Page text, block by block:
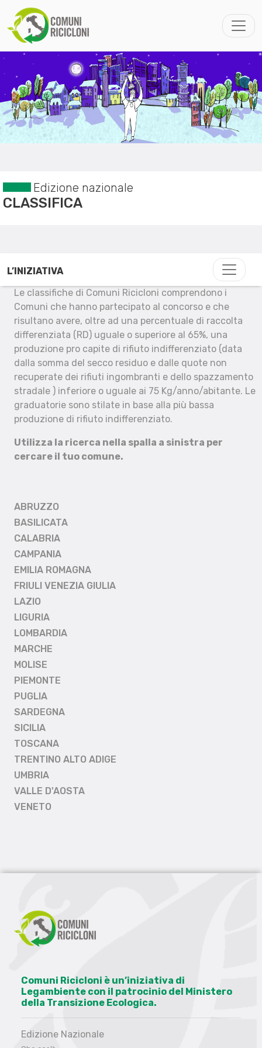
Edizione nazionale
CLASSIFICA
L’INIZIATIVA
Le classifiche di Comuni Ricicloni comprendono i
Comuni che hanno partecipato al concorso e che
risultano avere, oltre ad una percentuale di raccolta
differenziata (RD) uguale o superiore al 65%, una
produzione pro capite di rifiuto indifferenziato (data
dalla somma del secco residuo e dalle quote non
recuperate dei rifiuti ingombranti e dello spazzamento
stradale ) inferiore o uguale ai 75 Kg/anno/abitante. Le
graduatorie sono stilate in base alla più bassa
produzione di rifiuto indifferenziato.
Utilizza la ricerca nella spalla a sinistra per
cercare il tuo comune.
ABRUZZO
BASILICATA
CALABRIA
CAMPANIA
EMILIA ROMAGNA
FRIULI VENEZIA GIULIA
LAZIO
LIGURIA
LOMBARDIA
MARCHE
MOLISE
PIEMONTE
PUGLIA
SARDEGNA
SICILIA
TOSCANA
TRENTINO ALTO ADIGE
UMBRIA
VALLE D'AOSTA
VENETO
Comuni Ricicloni è un’iniziativa di
Legambiente con il patrocinio del Ministero
della Transizione Ecologica.
Edizione Nazionale